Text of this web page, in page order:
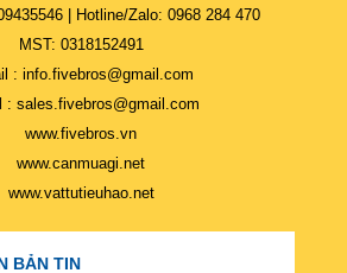
| Hotline/Zalo: 0968 284 470
MST: 0318152491
: info.fivebros@gmail.com
: sales.fivebros@gmail.com
www.fivebros.vn
www.canmuagi.net
www.vattutieuhao.net
BẢN TIN